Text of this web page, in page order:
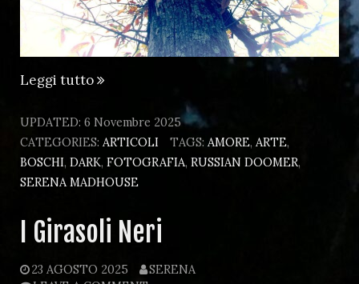
Leggi tutto“Toscana
–
Autunno”
UPDATED: 6 Novembre 2025
CATEGORIES: ARTICOLI TAGS: AMORE, ARTE,
BOSCHI, DARK, FOTOGRAFIA, RUSSIAN DOOMER,
SERENA MADHOUSE
I Girasoli Neri
23 AGOSTO 2025
SERENA